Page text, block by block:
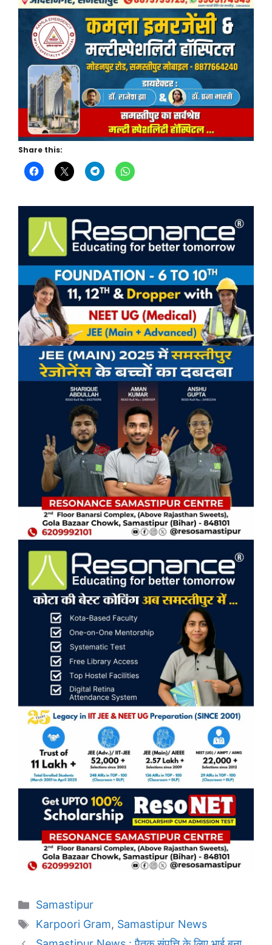
Share this:
Categories
Samastipur
Tags
Karpoori Gram, Samastipur News